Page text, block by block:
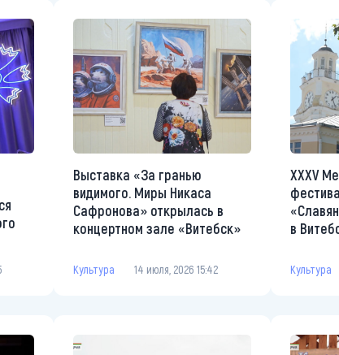
Выставка «За гранью
видимого. Миры Никаса
Сафронова» открылась в
концертном зале «Витебск»
Культура 14 июля, 2026 15:42
XXXV
в
Культура